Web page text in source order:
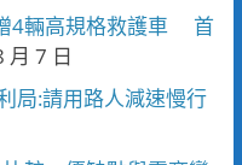
4輛高規格救護車 首
月 7 日
局:請用路人減速慢行